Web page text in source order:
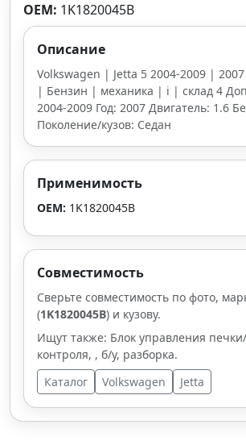
OEM: 1K1820045B
Описание
Volkswagen | Jetta 5 2004-2009 |
| Бензин | механика | i | склад 4
2004-2009 Год: 2007 Двигатель: 1.6
Поколение/кузов: Седан
Применимость
OEM: 1K1820045B
Совместимость
Сверьте совместимость по фото,
(1K1820045B) и кузову.
Ищут также: Блок управления
контроля, , б/у, разборка.
Каталог
Volkswagen Jetta